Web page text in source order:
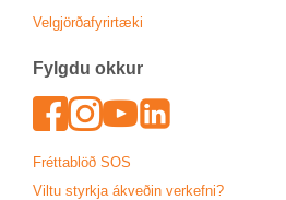
Vel­gjörða­fyr­ir­tæki
Fylgdu okk­ur
Frétta­blöð SOS
Viltu styrkja ákveð­in verk­efni?